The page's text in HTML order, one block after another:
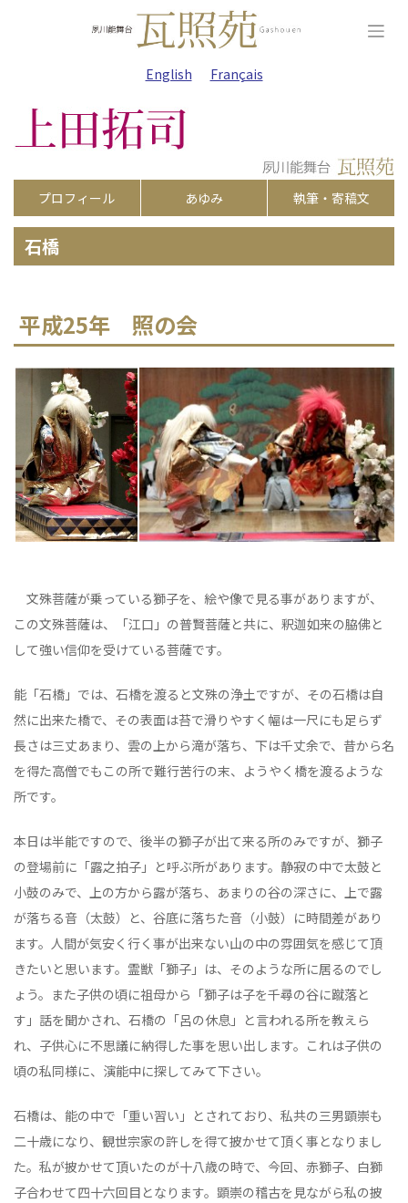
English Français
プロフィール あゆみ 執筆・寄稿文
石橋
平成25年 照の会
文殊菩薩が乗っている獅子を、絵や像で見る事がありますが、
この文殊菩薩は、「江口」の普賢菩薩と共に、釈迦如来の脇佛と
して強い信仰を受けている菩薩です。
能「石橋」では、石橋を渡ると文殊の浄土ですが、その石橋は自
然に出来た橋で、その表面は苔で滑りやすく幅は一尺にも足らず
長さは三丈あまり、雲の上から滝が落ち、下は千丈余で、昔から名
を得た高僧でもこの所で難行苦行の末、ようやく橋を渡るような
所です。
本日は半能ですので、後半の獅子が出て来る所のみですが、獅子
の登場前に「露之拍子」と呼ぶ所があります。静寂の中で太鼓と
小鼓のみで、上の方から露が落ち、あまりの谷の深さに、上で露
が落ちる音（太鼓）と、谷底に落ちた音（小鼓）に時間差があり
ます。人間が気安く行く事が出来ない山の中の雰囲気を感じて頂
きたいと思います。霊獣「獅子」は、そのような所に居るのでし
ょう。また子供の頃に祖母から「獅子は子を千尋の谷に蹴落と
す」話を聞かされ、石橋の「呂の休息」と言われる所を教えら
れ、子供心に不思議に納得した事を思い出します。これは子供の
頃の私同様に、演能中に探してみて下さい。
石橋は、能の中で「重い習い」とされており、私共の三男顕崇も
二十歳になり、観世宗家の許しを得て披かせて頂く事となりまし
た。私が披かせて頂いたのが十八歳の時で、今回、赤獅子、白獅
子合わせて四十六回目となります。顕崇の稽古を見ながら私の披